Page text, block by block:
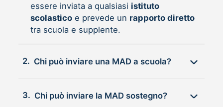
essere inviata a qualsiasi istituto
scolasticoe prevede un rapporto diretto
tra scuola e supplente.
2. Chi può inviare una MAD a scuola?
3. Chi può inviare la MAD sostegno?